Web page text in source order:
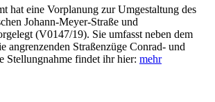
hat eine Vorplanung zur Umgestaltung des
Johann-Meyer-Straße und
(V0147/19). Sie umfasst neben dem
angrenzenden Straßenzüge Conrad- und
Stellungnahme findet ihr hier: mehr